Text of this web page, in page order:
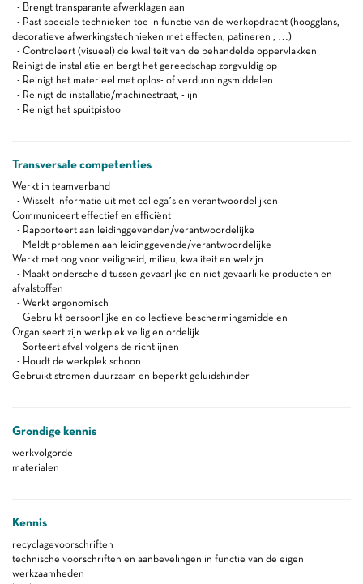
- Brengt transparante afwerklagen aan
- Past speciale technieken toe in functie van de werkopdracht (hoogglans,
decoratieve afwerkingstechnieken met effecten, patineren , …)
- Controleert (visueel) de kwaliteit van de behandelde oppervlakken
Reinigt de installatie en bergt het gereedschap zorgvuldig op
- Reinigt het materieel met oplos- of verdunningsmiddelen
- Reinigt de installatie/machinestraat, -lijn
- Reinigt het spuitpistool
Transversale competenties
Werkt in teamverband
- Wisselt informatie uit met collega’s en verantwoordelijken
Communiceert effectief en efficiënt
- Rapporteert aan leidinggevenden/verantwoordelijke
- Meldt problemen aan leidinggevende/verantwoordelijke
Werkt met oog voor veiligheid, milieu, kwaliteit en welzijn
- Maakt onderscheid tussen gevaarlijke en niet gevaarlijke producten en
afvalstoffen
- Werkt ergonomisch
- Gebruikt persoonlijke en collectieve beschermingsmiddelen
Organiseert zijn werkplek veilig en ordelijk
- Sorteert afval volgens de richtlijnen
- Houdt de werkplek schoon
Gebruikt stromen duurzaam en beperkt geluidshinder
Grondige kennis
werkvolgorde
materialen
Kennis
recyclagevoorschriften
technische voorschriften en aanbevelingen in functie van de eigen
werkzaamheden